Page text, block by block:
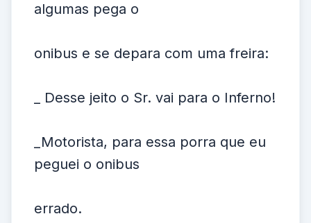
algumas pega o
onibus e se depara com uma freira:
_ Desse jeito o Sr. vai para o Inferno!
_Motorista, para essa porra que eu
peguei o onibus
errado.